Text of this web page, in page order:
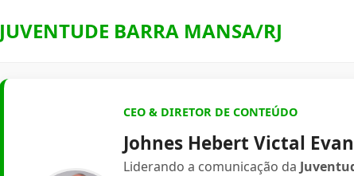
JUVENTUDE BARRA MANSA/RJ
CEO & DIRETOR DE CONTEÚDO
Johnes Hebert Victal
Liderando a comunicação da